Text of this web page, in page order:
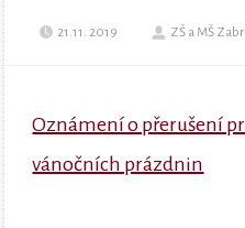
21.11. 2019 ZŠ a MŠ
Oznámení o přerušení
vánočních prázdnin